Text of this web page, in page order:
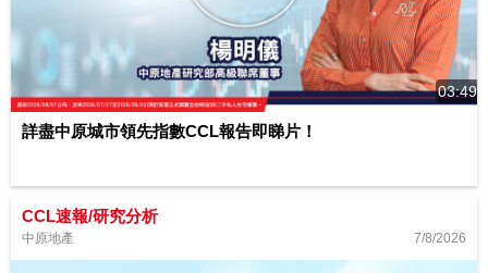
03:49
詳盡中原城市領先指數CCL報告即睇片！
CCL速報/研究分析
中原地產 7/8/2026